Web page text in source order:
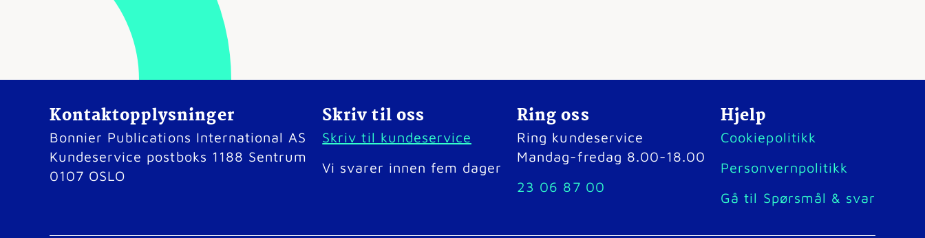
Kontaktopplysninger
Bonnier Publications International AS
Kundeservice postboks 1188 Sentrum
0107 OSLO
Skriv til oss
Skriv til kundeservice
Vi svarer innen fem dager
Ring oss
Ring kundeservice
Mandag-fredag 8.00-18.00
23 06 87 00
Hjelp
Cookiepolitikk
Personvernpolitikk
Gå til Spørsmål & svar